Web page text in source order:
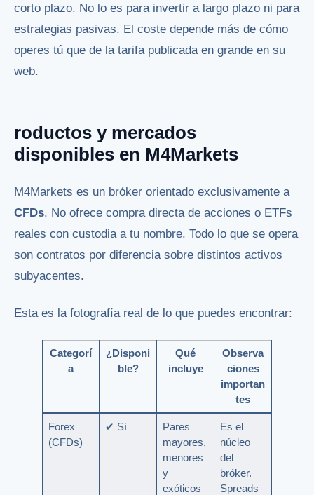
corto plazo. No lo es para invertir a largo plazo ni para
estrategias pasivas. El coste depende más de cómo
operes tú que de la tarifa publicada en grande en su
web.
roductos y mercados
disponibles en M4Markets
M4Markets es un bróker orientado exclusivamente a
CFDs. No ofrece compra directa de acciones o ETFs
reales con custodia a tu nombre. Todo lo que se opera
son contratos por diferencia sobre distintos activos
subyacentes.
Esta es la fotografía real de lo que puedes encontrar:
Categorí
a
¿Disponi
ble?
Qué
incluye
Observa
ciones
importan
tes
Forex
(CFDs)
✔ Sí
Pares
mayores,
menores
y
exóticos
Es el
núcleo
del
bróker.
Spreads